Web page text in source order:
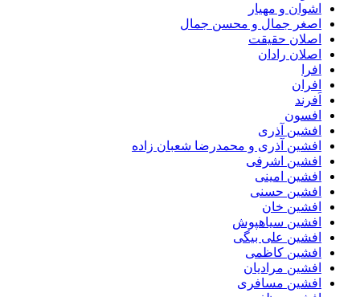
اشوان و مهیار
اصغر جمال و محسن جمال
اصلان حقیقت
اصلان رادان
افرا
افران
اَفرند
افسون
افشین آذری
افشین آذری و محمدرضا شعبان زاده
افشین اشرفی
افشین امینی
افشین حسنی
افشین خان
افشین سیاهپوش
افشین علی بیگی
افشین کاظمی
افشین مرادیان
افشین مسافری